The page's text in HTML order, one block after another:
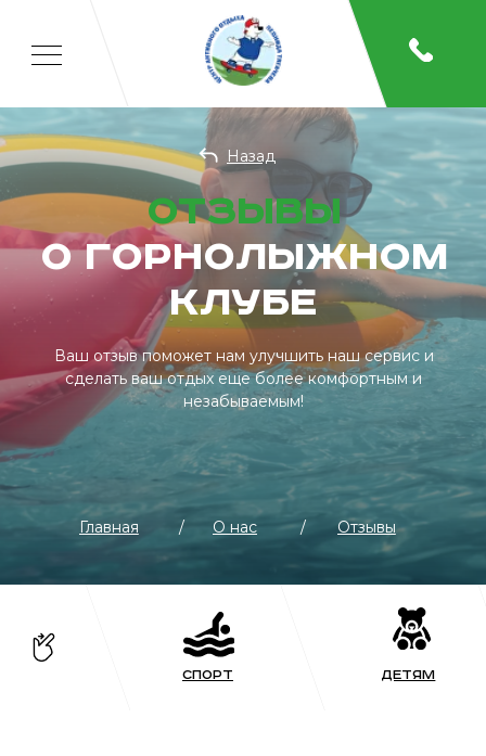
Назад
Главная О нас Отзывы
Отзывы
о горнолыжном
клубе
Ваш отзыв поможет нам улучшить наш сервис и
сделать ваш отдых еще более комфортным и
незабываемым!
Отдых
Спорт